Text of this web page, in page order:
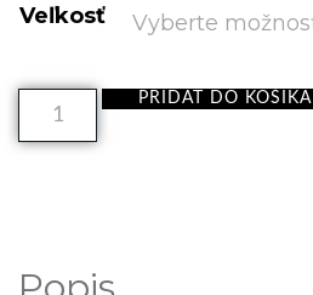
Veľkosť
PRIDAŤ DO KOŠÍKA